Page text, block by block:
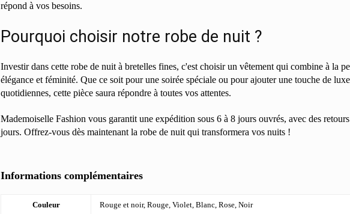
répond à vos besoins.
Pourquoi choisir notre robe de nuit ?
Investir dans cette robe de nuit à bretelles fines, c'est choisir un vêtement qui combine à la
élégance et féminité. Que ce soit pour une soirée spéciale ou pour ajouter une touche de
quotidiennes, cette pièce saura répondre à toutes vos attentes.
Mademoiselle Fashion vous garantit une expédition sous 6 à 8 jours ouvrés, avec des
jours. Offrez-vous dès maintenant la robe de nuit qui transformera vos nuits !
Informations complémentaires
Couleur Rouge et noir, Rouge, Violet, Blanc, Rose, Noir